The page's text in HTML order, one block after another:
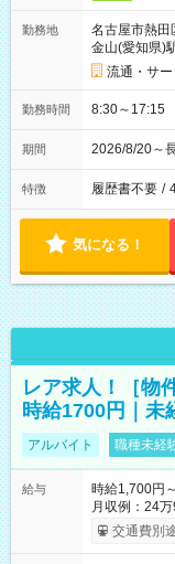
勤務地
名古屋市熱田
金山(愛知県)
流通・サ
勤務時間 8:30～17:15
期間 2026/8/20～
特徴 履歴書不要 /
気になる！
レア求人！［物
時給1700円｜未
アルバイト 職種未経
給与
時給1,700円
月収例：24万9900円（
り） 【試
交通費別